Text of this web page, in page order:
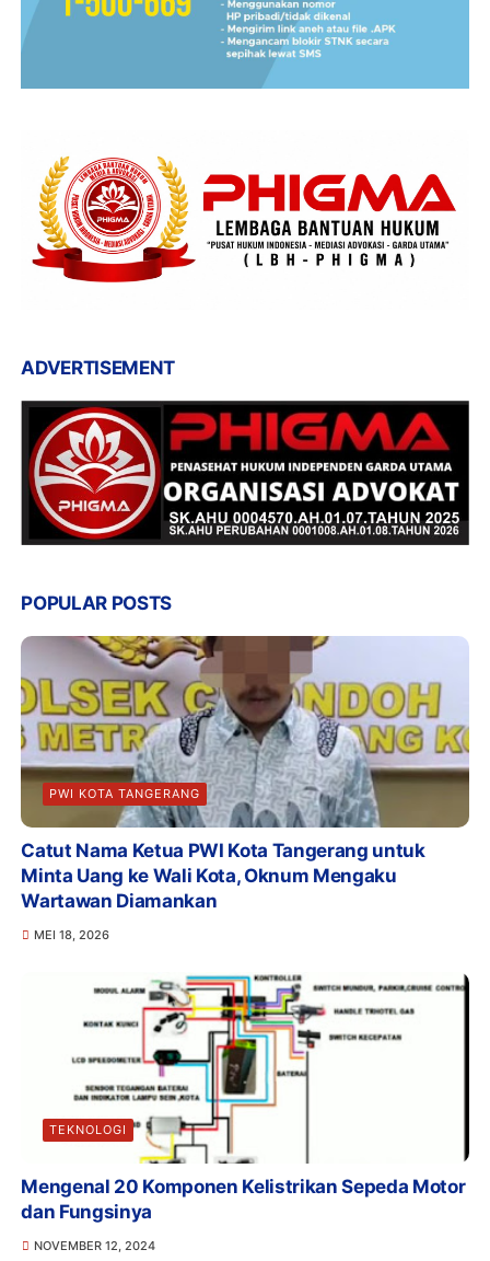
ADVERTISEMENT
POPULAR POSTS
PWI KOTA TANGERANG
Catut Nama Ketua PWI Kota Tangerang untuk
Minta Uang ke Wali Kota, Oknum Mengaku
Wartawan Diamankan
MEI 18, 2026
TEKNOLOGI
Mengenal 20 Komponen Kelistrikan Sepeda Motor
dan Fungsinya
NOVEMBER 12, 2024